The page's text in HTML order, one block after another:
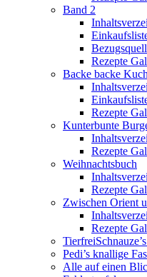
Band 2
Rezepte
Backe backe
Rezepte
Kunterbunte
Rezepte
Weihnachtsbuch
Rezepte
Zwischen Orient
Rezepte
Pedi’s knallige
Alle auf einen